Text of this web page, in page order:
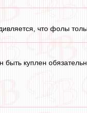
что фолы
куплен